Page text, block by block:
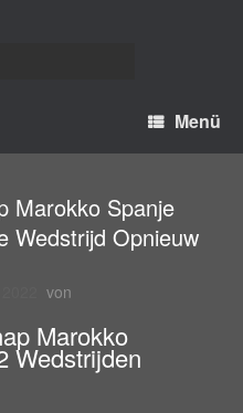
Menü
Marokko Spanje
Wedstrijd Opnieuw
von
Marokko
Wedstrijden